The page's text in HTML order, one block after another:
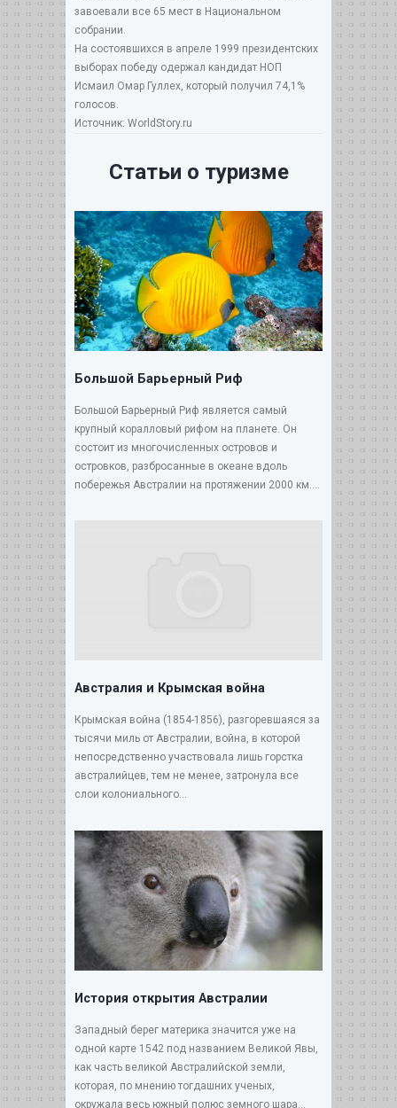
завоевали все 65 мест в Национальном
собрании.
На состоявшихся в апреле 1999 президентских
выборах победу одержал кандидат НОП
Исмаил Омар Гуллех, который получил 74,1%
голосов.
Источник: WorldStory.ru
Статьи о туризме
Большой Барьерный Риф
Большой Барьерный Риф является самый
крупный коралловый рифом на планете. Он
состоит из многочисленных островов и
островков, разбросанные в океане вдоль
побережья Австралии на протяжении 2000 км....
Австралия и Крымская война
Крымская война (1854-1856), разгоревшаяся за
тысячи миль от Австралии, война, в которой
непосредственно участвовала лишь горстка
австралийцев, тем не менее, затронула все
слои колониального...
История открытия Австралии
Западный берег материка значится уже на
одной карте 1542 под названием Великой Явы,
как часть великой Австралийской земли,
которая, по мнению тогдашних ученых,
окружала весь южный полюс земного шара...